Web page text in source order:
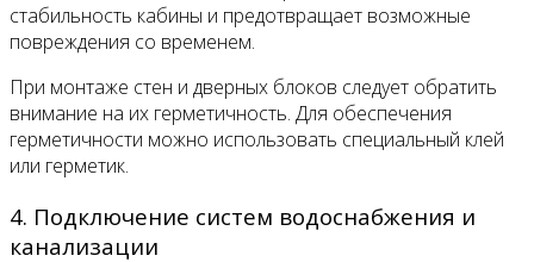
стабильность кабины и предотвращает возможные
повреждения со временем.
При монтаже стен и дверных блоков следует обратить
внимание на их герметичность. Для обеспечения
герметичности можно использовать специальный клей
или герметик.
4. Подключение систем водоснабжения и
канализации